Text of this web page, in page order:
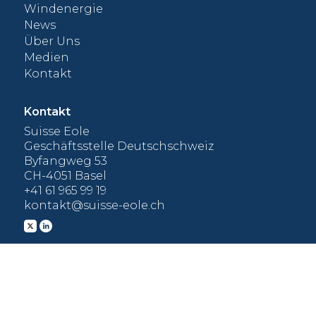
Windenergie
News
Über Uns
Medien
Kontakt
Kontakt
Suisse Eole
Geschäftsstelle Deutschschweiz
Byfangweg 53
CH-4051 Basel
+41 61 965 99 19
kontakt@suisse-eole.ch